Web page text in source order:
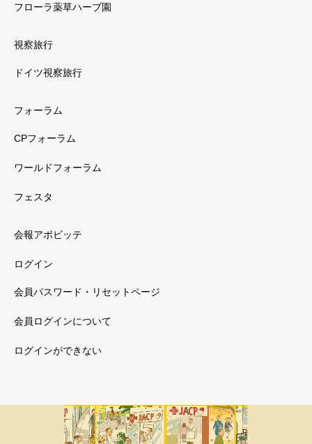
フローラ薬草ハーブ園
視察旅行
ドイツ視察旅行
フォーラム
CPフォーラム
ワールドフォーラム
フェスタ
会報アポビッテ
ログイン
会員パスワード・リセットページ
会員ログインについて
ログインができない